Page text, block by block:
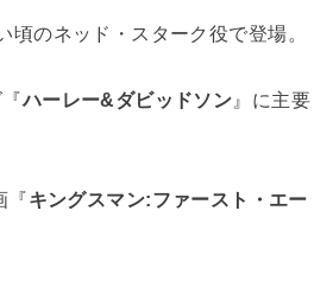
頃のネッド・スターク役で登場。
ハーレー&ダビッドソン 』に主要
『キングスマン:ファースト・エー